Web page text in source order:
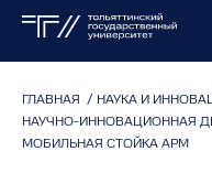
ГЛАВНАЯ / НАУКА И
НАУЧНО-ИННОВАЦИОННАЯ
МОБИЛЬНАЯ СТОЙКА АРМ